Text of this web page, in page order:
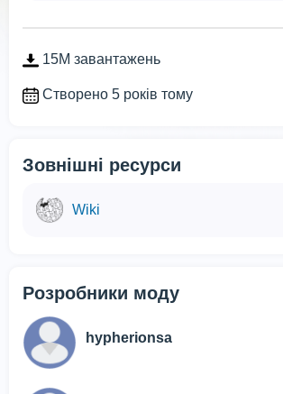
15M завантажень
Створено 5 років тому
Зовнішні ресурси
Wiki
Розробники моду
hypherionsa